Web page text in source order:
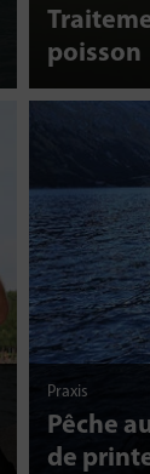
poisson
Praxis
Pêche
de